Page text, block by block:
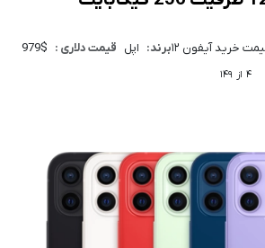
برند: اپل قیمت دلاری : 979$
۴ از ۱۴۹